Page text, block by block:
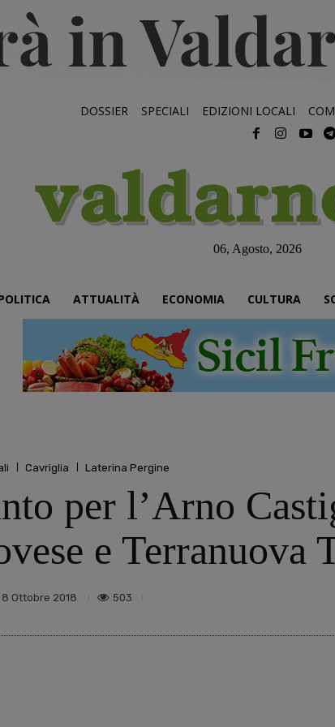
DOSSIER SPECIALI EDIZIONI LOCALI
06, Agosto, 2026
ATTUALITÀ ECONOMIA CULTURA
Cavriglia Laterina Pergine
per l’Arno
e Terranuova
8 Ottobre 2018 503